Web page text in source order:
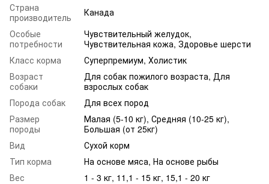
Страна
производитель
Канада
Особые
потребности
Чувствительный желудок,
Чувствительная кожа, Здоровье шерсти
Класс корма
Суперпремиум, Холистик
Возраст
собаки
Для собак пожилого возраста, Для
взрослых собак
Порода собак
Для всех пород
Размер
породы
Малая (5-10 кг), Средняя (10-25 кг),
Большая (от 25кг)
Вид
Сухой корм
Тип корма
На основе мяса, На основе рыбы
Вес
1 - 3 кг, 11,1 - 15 кг, 15,1 - 20 кг